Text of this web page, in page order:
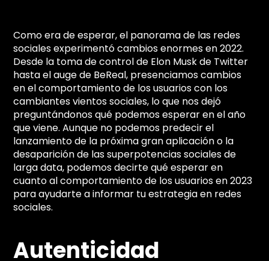
Como era de esperar, el panorama de las redes
sociales experimentó cambios enormes en 2022.
Desde la toma de control de Elon Musk de Twitter
hasta el auge de BeReal, presenciamos cambios
en el comportamiento de los usuarios con los
cambiantes vientos sociales, lo que nos dejó
preguntándonos qué podemos esperar en el año
que viene. Aunque no podemos predecir el
lanzamiento de la próxima gran aplicación o la
desaparición de las superpotencias sociales de
larga data, podemos decirte qué esperar en
cuanto al comportamiento de los usuarios en 2023
para ayudarte a informar tu estrategia en redes
sociales.
Autenticidad